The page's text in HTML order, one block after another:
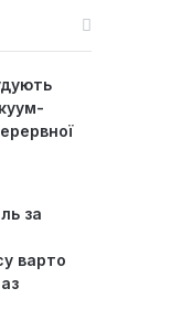
за
варто